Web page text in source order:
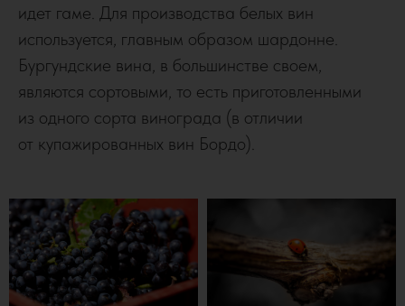
идет гаме. Для производства белых вин
используется, главным образом шардонне.
Бургундские вина, в большинстве своем,
являются сортовыми, то есть приготовленными
из одного сорта винограда (в отличии
от купажированных вин Бордо).